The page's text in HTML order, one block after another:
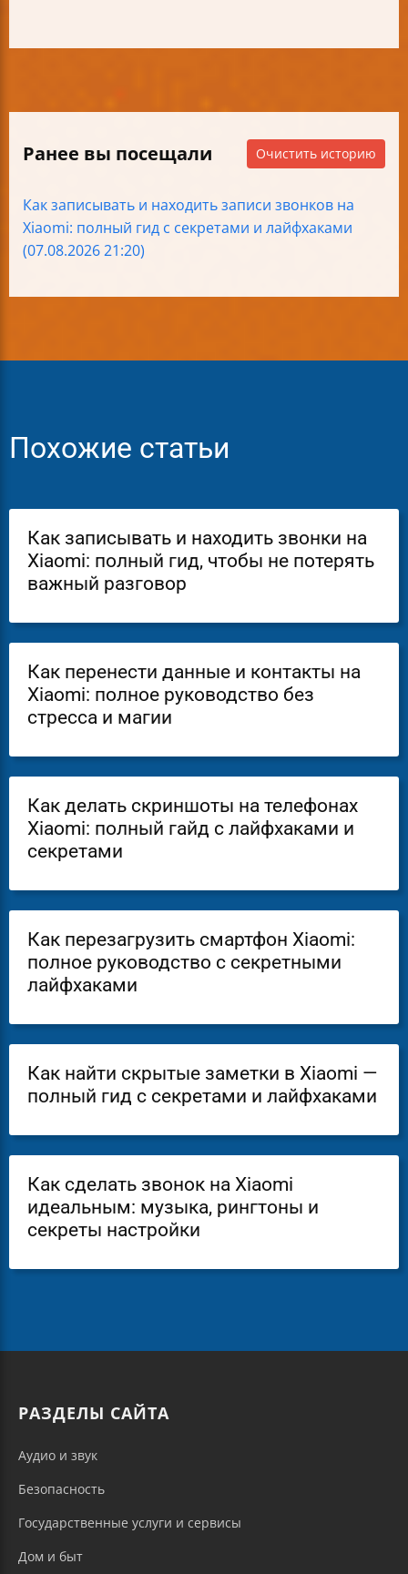
Ранее вы посещали Очистить историю
Как записывать и находить записи звонков на
Xiaomi: полный гид с секретами и лайфхаками
(07.08.2026 21:20)
Похожие статьи
Как записывать и находить звонки на
Xiaomi: полный гид, чтобы не потерять
важный разговор
Как перенести данные и контакты на
Xiaomi: полное руководство без
стресса и магии
Как делать скриншоты на телефонах
Xiaomi: полный гайд с лайфхаками и
секретами
Как перезагрузить смартфон Xiaomi:
полное руководство с секретными
лайфхаками
Как найти скрытые заметки в Xiaomi —
полный гид с секретами и лайфхаками
Как сделать звонок на Xiaomi
идеальным: музыка, рингтоны и
секреты настройки
РАЗДЕЛЫ САЙТА
Аудио и звук
Безопасность
Государственные услуги и сервисы
Дом и быт